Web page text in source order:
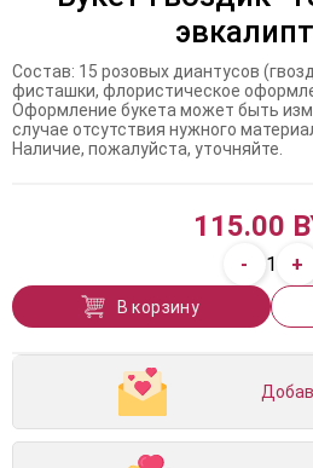
Состав: 15 розовых диантусов
фисташки, флористическое
Оформление букета может быть
случае отсутствия нужного
Наличие, пожалуйста, уточняйте.
115.00
- 1 +
В корзину